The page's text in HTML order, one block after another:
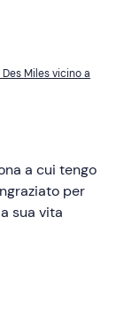
Miles vicino a
a cui tengo
per
sua vita